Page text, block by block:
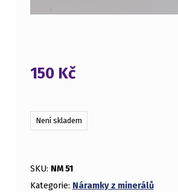
150 Kč
Není skladem
SKU: NM 51
Kategorie: Náramky z minerálů